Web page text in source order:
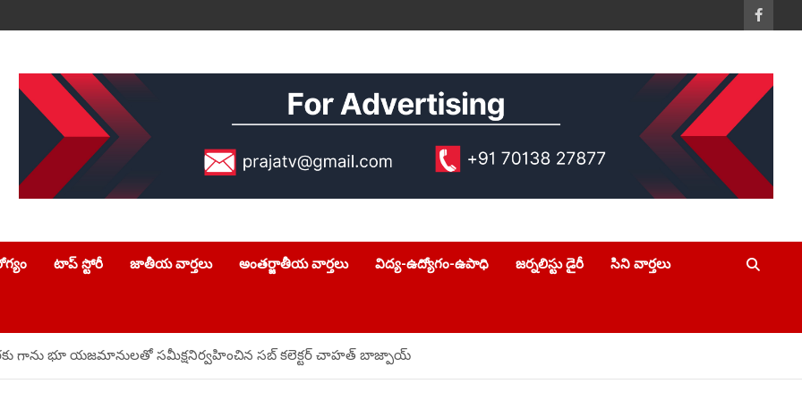
టాప్ స్టోరీ జాతీయ వార్తలు అంతర్జాతీయ వార్తలు విద్య-ఉద్యోగం-ఉపాధి జర్నలిస్టు డైరీ సిని వార్తలు
గాను భూ యజమానులతో సమీక్షనిర్వహించిన సబ్ కలెక్టర్ చాహత్ బాజ్పాయ్